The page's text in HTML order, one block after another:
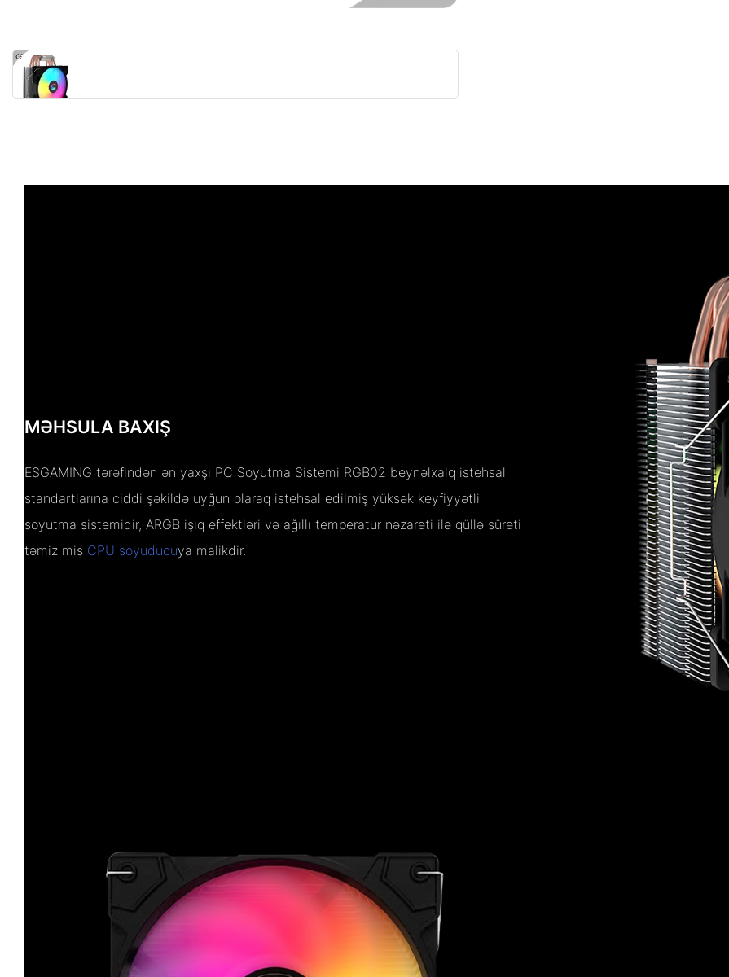
MƏHSULA BAXIŞ
ESGAMING tərəfindən ən yaxşı PC Soyutma Sistemi RGB02 beynəlxalq istehsal
standartlarına ciddi şəkildə uyğun olaraq istehsal edilmiş yüksək keyfiyyətli
soyutma sistemidir, ARGB işıq effektləri və ağıllı temperatur nəzarəti ilə qüllə sürəti
təmiz mis CPU soyuducuya malikdir.